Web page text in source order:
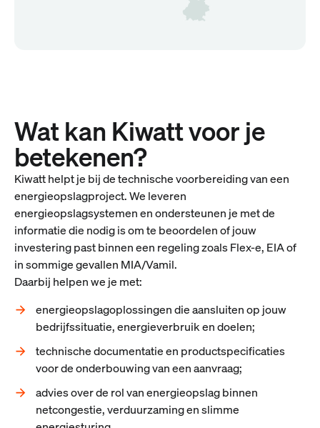
Wat kan Kiwatt voor je
betekenen?
Kiwatt helpt je bij de technische voorbereiding van een
energieopslagproject. We leveren
energieopslagsystemen en ondersteunen je met de
informatie die nodig is om te beoordelen of jouw
investering past binnen een regeling zoals Flex-e, EIA of
in sommige gevallen MIA/Vamil.
Daarbij helpen we je met:
energieopslagoplossingen die aansluiten op jouw
bedrijfssituatie, energieverbruik en doelen;
technische documentatie en productspecificaties
voor de onderbouwing van een aanvraag;
advies over de rol van energieopslag binnen
netcongestie, verduurzaming en slimme